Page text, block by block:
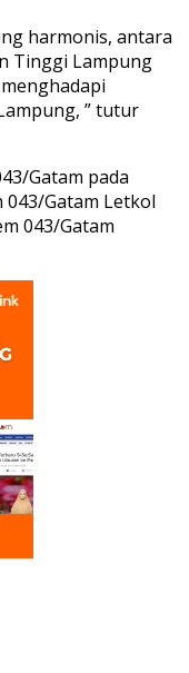
harmonis, antara
Tinggi Lampung
” tutur
Gatam pada
Gatam Letkol
043/Gatam